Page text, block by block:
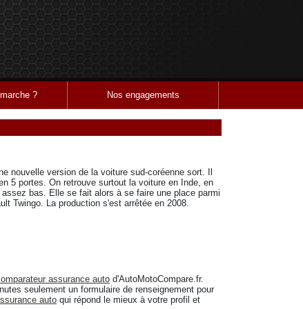
? Nos engagements
nouvelle version de la voiture sud-coréenne sort. Il
5 portes. On retrouve surtout la voiture en Inde, en
bas. Elle se fait alors à se faire une place parmi
Twingo. La production s'est arrêtée en 2008.
assurance auto d'AutoMotoCompare.fr.
seulement un formulaire de renseignement pour
auto qui répond le mieux à votre profil et